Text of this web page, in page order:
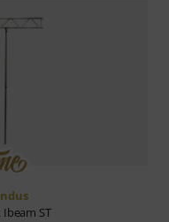
ST